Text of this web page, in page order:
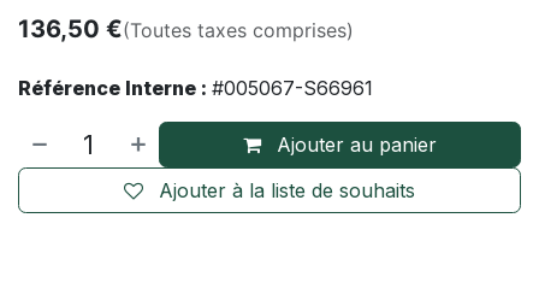
136,50 €(Toutes taxes comprises)
Référence Interne : #005067-S66961
Ajouter au panier
Ajouter à la liste de souhaits